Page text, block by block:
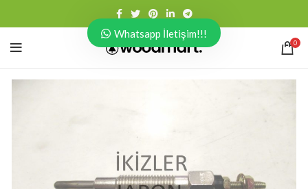
0
Whatsapp İletişim!!!